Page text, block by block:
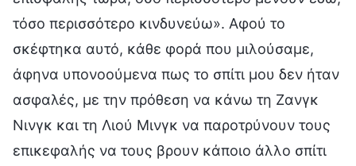
τόσο περισσότερο κινδυνεύω». Αφού το
σκέφτηκα αυτό, κάθε φορά που μιλούσαμε,
άφηνα υπονοούμενα πως το σπίτι μου δεν ήταν
ασφαλές, με την πρόθεση να κάνω τη Ζανγκ
Νινγκ και τη Λιού Μινγκ να παροτρύνουν τους
επικεφαλής να τους βρουν κάποιο άλλο σπίτι